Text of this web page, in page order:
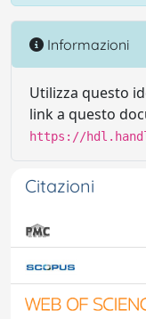
Informazioni
Utilizza questo
link a questo
https://
Citazioni